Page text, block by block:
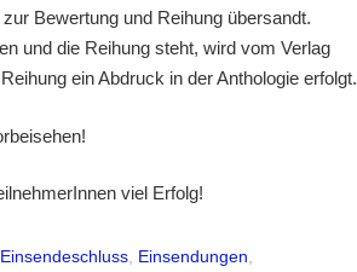
Bewertung und Reihung übersandt.
und die Reihung steht, wird vom Verlag
ein Abdruck in der Anthologie erfolgt.
viel Erfolg!
Einsendeschluss, Einsendungen,